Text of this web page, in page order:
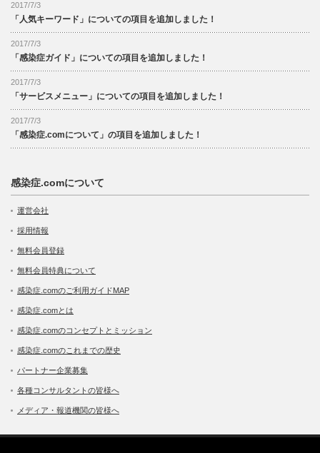
2017/7/3
「人気キーワード」についての項目を追加しました！
2017/7/3
「感染症ガイド」についての項目を追加しました！
2017/7/3
「サービスメニュー」についての項目を追加しました！
2017/7/3
「感染症.comについて」の項目を追加しました！
感染症.comについて
運営会社
採用情報
無料会員登録
無料会員特典について
感染症.comのご利用ガイドMAP
感染症.comとは
感染症.comのコンセプトとミッション
感染症.comのこれまでの歴史
パートナー企業募集
各種コンサルタントの皆様へ
メディア・報道機関の皆様へ